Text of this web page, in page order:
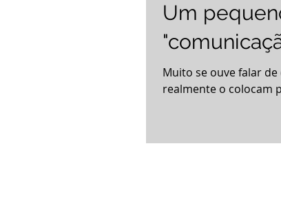
Um
Muito se ouve falar